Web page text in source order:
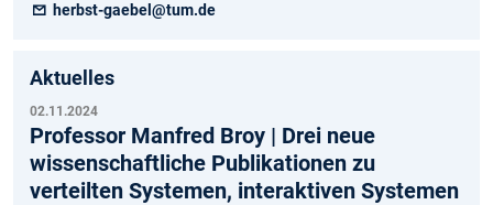
herbst-gaebel@tum.de
Aktuelles
02.11.2024
Professor Manfred Broy | Drei neue
wissenschaftliche Publikationen zu
verteilten Systemen, interaktiven Systemen